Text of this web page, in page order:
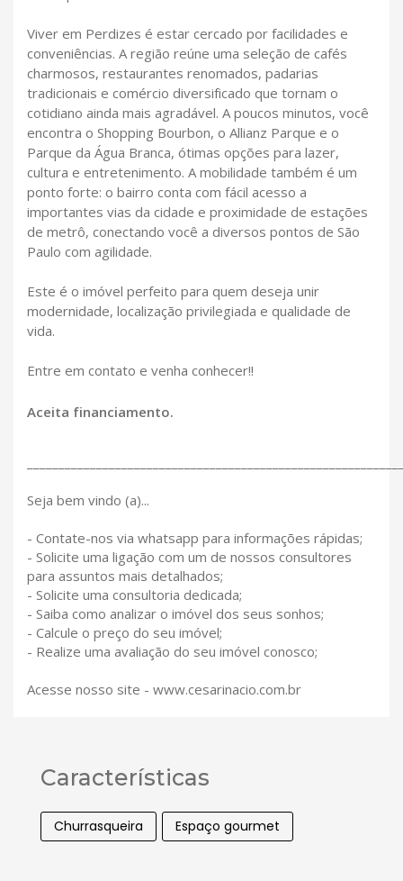
Viver em Perdizes é estar cercado por facilidades e
conveniências. A região reúne uma seleção de cafés
charmosos, restaurantes renomados, padarias
tradicionais e comércio diversificado que tornam o
cotidiano ainda mais agradável. A poucos minutos, você
encontra o Shopping Bourbon, o Allianz Parque e o
Parque da Água Branca, ótimas opções para lazer,
cultura e entretenimento. A mobilidade também é um
ponto forte: o bairro conta com fácil acesso a
importantes vias da cidade e proximidade de estações
de metrô, conectando você a diversos pontos de São
Paulo com agilidade.
Este é o imóvel perfeito para quem deseja unir
modernidade, localização privilegiada e qualidade de
vida.
Entre em contato e venha conhecer!!
Aceita financiamento.
Seja bem vindo (a)...
- Contate-nos via whatsapp para informações rápidas;
- Solicite uma ligação com um de nossos consultores
para assuntos mais detalhados;
- Solicite uma consultoria dedicada;
- Saiba como analizar o imóvel dos seus sonhos;
- Calcule o preço do seu imóvel;
- Realize uma avaliação do seu imóvel conosco;
Acesse nosso site - www.cesarinacio.com.br
Características
Churrasqueira Espaço gourmet